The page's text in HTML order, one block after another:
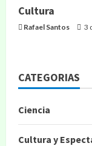
Cultura
Rafael Santos 3
CATEGORIAS
Ciencia
Cultura y